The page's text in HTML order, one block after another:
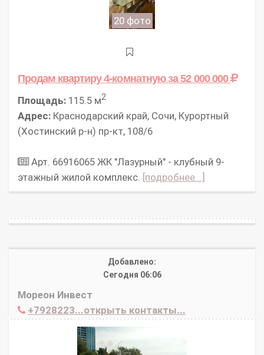
20 фото
Продам квартиру 4-комнатнуюза 52 000 000
Площадь: 115.5 м2
Адрес: Краснодарский край, Сочи, Курортный
(Хостинский р-н) пр-кт, 108/6
Арт. 66916065 ЖК "Лазурный" - клубный 9-
этажный жилой комплекс. [подробнее...]
Добавлено:
Сегодня 06:06
Мореон Инвест
+7928223...открыть контакты...